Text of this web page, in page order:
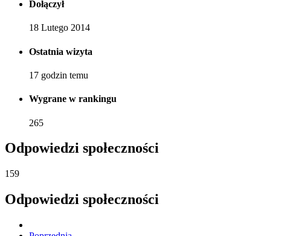
Dołączył
18 Lutego 2014
Ostatnia wizyta
17 godzin temu
Wygrane w rankingu
265
Odpowiedzi społeczności
159
Odpowiedzi społeczności